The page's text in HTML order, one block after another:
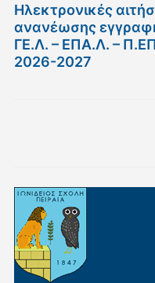
Ηλεκτρονικές
ανανέωσης
ΓΕ.Λ. – ΕΠΑ.Λ. –
2026-2027